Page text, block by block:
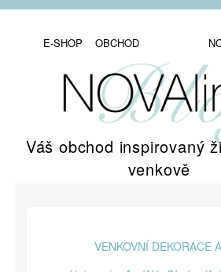
E-SHOP OBCHOD
Váš obchod inspirovaný
venkově
VENKOVNÍ DEKORACE